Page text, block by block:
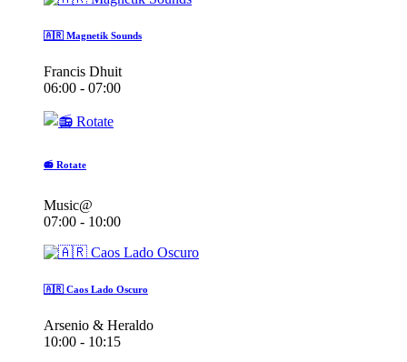
🇦🇷 Magnetik Sounds
Francis Dhuit
06:00 - 07:00
📻 Rotate
Music@
07:00 - 10:00
🇦🇷 Caos Lado Oscuro
Arsenio & Heraldo
10:00 - 10:15